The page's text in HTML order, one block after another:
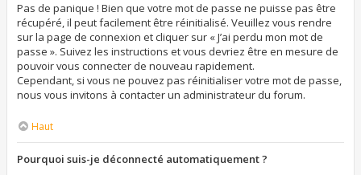
Pas de panique ! Bien que votre mot de passe ne puisse pas être
récupéré, il peut facilement être réinitialisé. Veuillez vous rendre
sur la page de connexion et cliquer sur « J’ai perdu mon mot de
passe ». Suivez les instructions et vous devriez être en mesure de
pouvoir vous connecter de nouveau rapidement.
Cependant, si vous ne pouvez pas réinitialiser votre mot de passe,
nous vous invitons à contacter un administrateur du forum.
Haut
Pourquoi suis-je déconnecté automatiquement ?